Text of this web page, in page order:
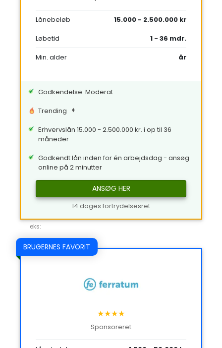
Lånebeløb
15.000 - 2.500.000 kr
Løbetid
1 - 36 mdr.
Min. alder
år
Godkendelse: Moderat
Trending
Erhvervslån 15.000 - 2.500.000 kr. i op til 36
måneder
Godkendt lån inden for én arbejdsdag - ansøg
online på 2 minutter
ANSØG HER
14 dages fortrydelsesret
eks:
BRUGERNES FAVORIT
★★★★
Sponsoreret